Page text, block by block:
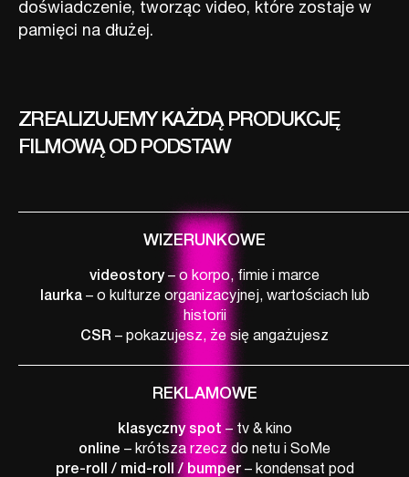
doświadczenie, tworząc video, które zostaje w
pamięci na dłużej.
ZREALIZUJEMY KAŻDĄ PRODUKCJĘ
FILMOWĄ OD PODSTAW
WIZERUNKOWE
videostory– o korpo, fimie i marce
laurka– o kulturze organizacyjnej, wartościach lub
historii
CSR – pokazujesz, że się angażujesz
REKLAMOWE
klasyczny spot – tv & kino
online – krótsza rzecz do netu i SoMe
pre-roll / mid-roll / bumper– kondensat pod